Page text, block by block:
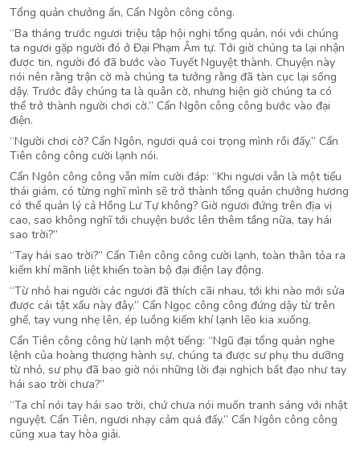
Tổng quản chưởng ấn, Cẩn Ngôn công công.
“Ba tháng trước ngươi triệu tập hội nghị tổng quản, nói với chúng
ta ngươi gặp người đó ở Đại Phạm Âm tự. Tới giờ chúng ta lại nhận
được tin, người đó đã bước vào Tuyết Nguyệt thành. Chuyện này
nói nên rằng trận cờ mà chúng ta tưởng rằng đã tàn cục lại sống
dậy. Trước đây chúng ta là quân cờ, nhưng hiện giờ chúng ta có
thể trở thành người chơi cờ.” Cẩn Ngôn công công bước vào đại
điện.
“Người chơi cờ? Cẩn Ngôn, ngươi quá coi trọng mình rồi đấy.” Cẩn
Tiên công công cười lạnh nói.
Cẩn Ngôn công công vẫn mỉm cười đáp: “Khi ngươi vẫn là một tiểu
thái giám, có từng nghĩ mình sẽ trở thành tổng quản chưởng hương
có thể quản lý cả Hồng Lư Tự không? Giờ ngươi đứng trên địa vị
cao, sao không nghĩ tới chuyện bước lên thêm tầng nữa, tay hái
sao trời?”
“Tay hái sao trời?” Cẩn Tiên công công cười lạnh, toàn thân tỏa ra
kiếm khí mãnh liệt khiến toàn bộ đại điện lay động.
“Từ nhỏ hai người các ngươi đã thích cãi nhau, tới khi nào mới sửa
được cái tật xấu này đây.” Cẩn Ngọc công công đứng dậy từ trên
ghế, tay vung nhẹ lên, ép luồng kiếm khí lạnh lẽo kia xuống.
Cẩn Tiên công công hừ lạnh một tiếng: “Ngũ đại tổng quản nghe
lệnh của hoàng thượng hành sự, chúng ta được sư phụ thu dưỡng
từ nhỏ, sư phụ đã bao giờ nói những lời đại nghịch bất đạo như tay
hái sao trời chưa?”
“Ta chỉ nói tay hái sao trời, chứ chưa nói muốn tranh sáng với nhật
nguyệt. Cẩn Tiên, ngươi nhạy cảm quá đấy.” Cẩn Ngôn công công
cũng xua tay hòa giải.